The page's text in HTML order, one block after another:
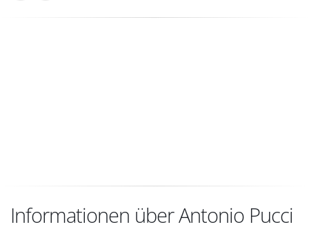
Informationen über Antonio Pucci